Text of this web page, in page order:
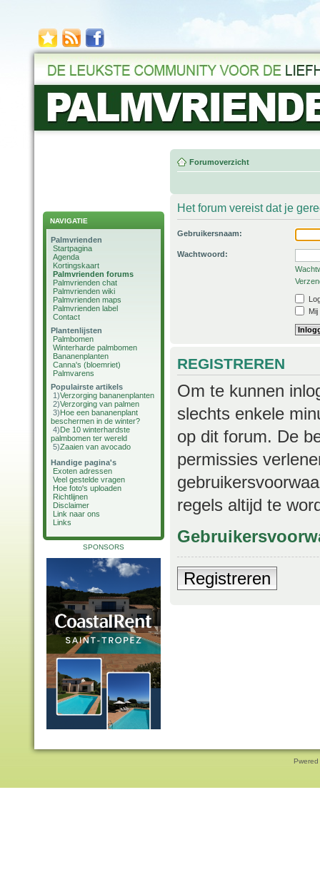
NAVIGATIE
Palmvrienden
Startpagina
Agenda
Kortingskaart
Palmvrienden forums
Palmvrienden chat
Palmvrienden wiki
Palmvrienden maps
Palmvrienden label
Contact
Plantenlijsten
Palmbomen
Winterharde palmbomen
Bananenplanten
Canna's (bloemriet)
Palmvarens
Populairste artikels
1)Verzorging bananenplanten
2)Verzorging van palmen
3)Hoe een bananenplant
beschermen in de winter?
4)De 10 winterhardste
palmbomen ter wereld
5)Zaaien van avocado
Handige pagina's
Exoten adressen
Veel gestelde vragen
Hoe foto's uploaden
Richtlijnen
Disclaimer
Link naar ons
Links
SPONSORS
Forumoverzicht
Het forum vereist dat je
Gebruikersnaam:
Wachtwoord:
REGISTREREN
Om te kunnen
slechts enkele
op dit forum. De
permissies
regels altijd te
Registreren